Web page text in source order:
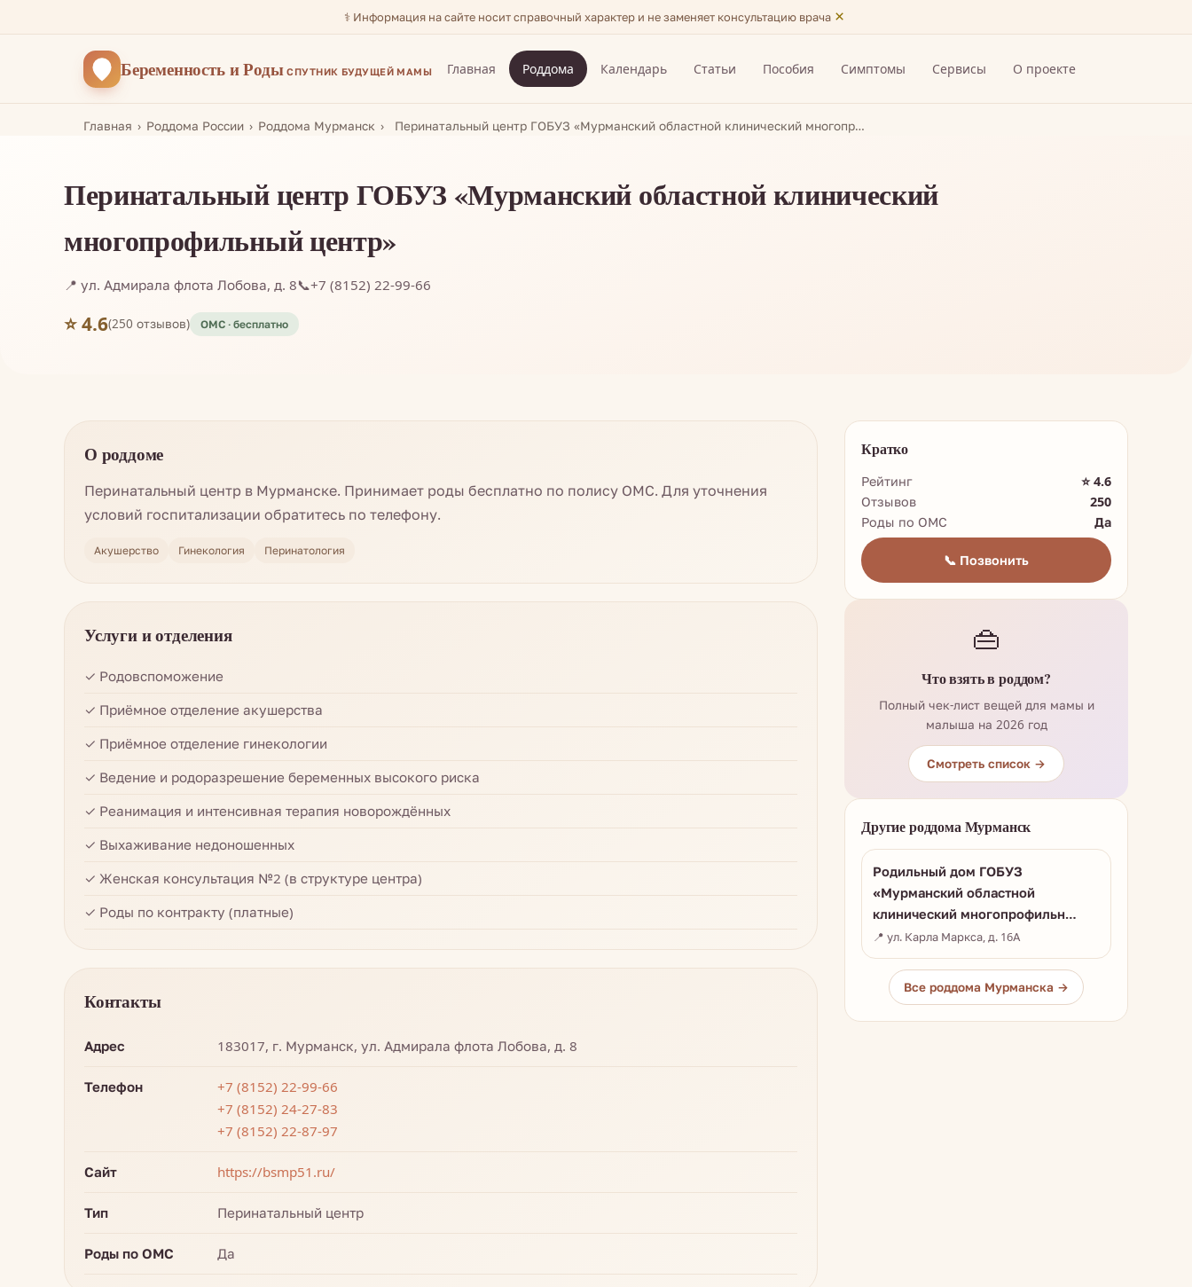
⚕️ Информация на сайте носит справочный характер и не заменяет консультацию врача ×
Беременностьи Роды СПУТНИК БУДУЩЕЙ МАМЫ Главная Роддома Календарь Статьи Пособия Симптомы Сервисы О проекте
Главная Роддома России Роддома Мурманск Перинатальный центр ГОБУЗ «Мурманский областной клинический многопр…
Перинатальный центр ГОБУЗ «Мурманский областной клинический
многопрофильный центр»
📍 ул. Адмирала флота Лобова, д. 8📞+7 (8152) 22-99-66
⭐ 4.6(250 отзывов)
О роддоме
Перинатальный центр в Мурманске. Принимает роды бесплатно по полису ОМС. Для уточнения
условий госпитализации обратитесь по телефону.
Акушерство Гинекология Перинатология
Услуги и отделения
✓ Родовспоможение
✓ Приёмное отделение акушерства
✓ Приёмное отделение гинекологии
✓ Ведение и родоразрешение беременных высокого риска
✓ Реанимация и интенсивная терапия новорождённых
✓ Выхаживание недоношенных
✓ Женская консультация №2 (в структуре центра)
✓ Роды по контракту (платные)
Контакты
Адрес 183017, г. Мурманск, ул. Адмирала флота Лобова, д. 8
Телефон
+7 (8152) 22-99-66
+7 (8152) 24-27-83
+7 (8152) 22-87-97
Сайт https://bsmp51.ru/
Тип Перинатальный центр
Роды по ОМС Да
Кратко
Рейтинг
⭐ 4.6
Отзывов
250
Роды по ОМС
Да
📞 Позвонить
👜
Что взять в роддом?
Полный чек-лист вещей для мамы и
малыша на 2026 год
Смотреть список →
Другие роддома Мурманск
Родильный дом ГОБУЗ
«Мурманский областной
клинический многопрофильн…
📍 ул. Карла Маркса, д. 16А
Все роддома Мурманска →